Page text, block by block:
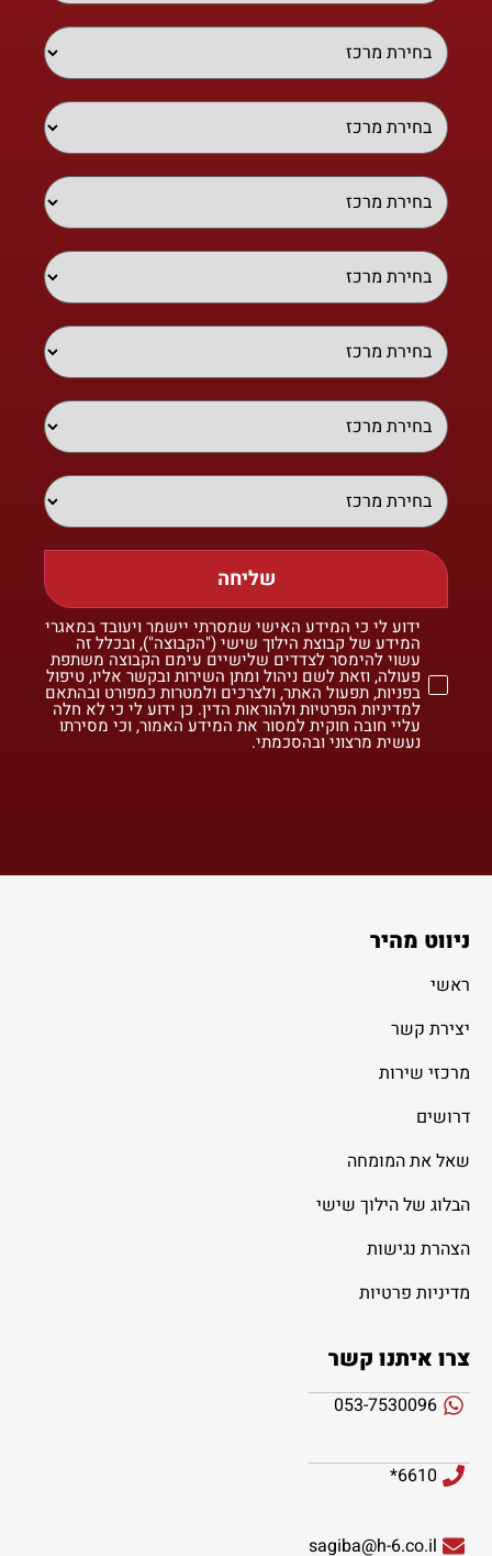
שליחה
ידוע לי כי המידע האישי שמסרתי יישמר ויעובד במאגרי
המידע של קבוצת הילוך שישי ("הקבוצה"), ובכלל זה
עשוי להימסר לצדדים שלישיים עימם הקבוצה משתפת
פעולה, וזאת לשם ניהול ומתן השירות ובקשר אליו, טיפול
בפניות, תפעול האתר, ולצרכים ולמטרות כמפורט ובהתאם
למדיניות הפרטיות ולהוראות הדין. כן ידוע לי כי לא חלה
עליי חובה חוקית למסור את המידע האמור, וכי מסירתו
נעשית מרצוני ובהסכמתי.
ניווט מהיר
ראשי
יצירת קשר
מרכזי שירות
דרושים
שאל את המומחה
הבלוג של הילוך שישי
הצהרת נגישות
מדיניות פרטיות
צרו איתנו קשר
053-7530096
6610*
sagiba@h-6.co.il